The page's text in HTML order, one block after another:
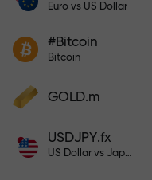
الإيداع، زادت
Euro vs US Dollar
#Bitcoin
Bitcoin
GOLD.m
USDJPY.fx
US Dollar vs Japanese Yen